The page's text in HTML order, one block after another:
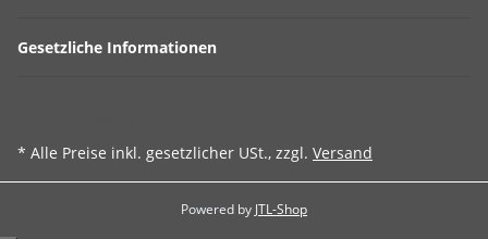
Gesetzliche Informationen
* Alle Preise inkl. gesetzlicher USt., zzgl. Versand
Powered by JTL-Shop